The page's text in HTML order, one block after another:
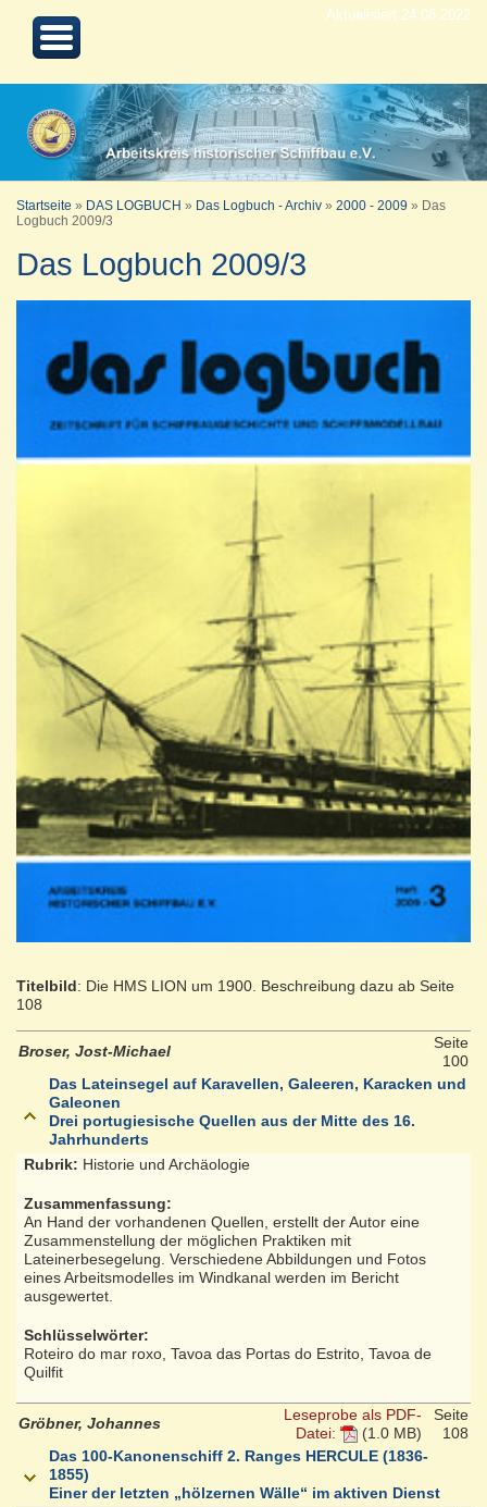
Aktualisiert 24.08.2022
Startseite » DAS LOGBUCH » Das Logbuch - Archiv » 2000 - 2009 »
Das
Logbuch 2009/3
Das Logbuch 2009/3
Titelbild: Die HMS LION um 1900. Beschreibung dazu ab Seite
108
Broser, Jost-Michael
Seite
100
Das Lateinsegel auf Karavellen, Galeeren, Karacken und
Galeonen
Drei portugiesische Quellen aus der Mitte des 16.
Jahrhunderts
Rubrik: Historie und Archäologie
Zusammenfassung:
An Hand der vorhandenen Quellen, erstellt der Autor eine
Zusammenstellung der möglichen Praktiken mit
Lateinerbesegelung. Verschiedene Abbildungen und Fotos
eines Arbeitsmodelles im Windkanal werden im Bericht
ausgewertet.
Schlüsselwörter:
Roteiro do mar roxo, Tavoa das Portas do Estrito, Tavoa de
Quilfit
Gröbner, Johannes
Leseprobe als PDF-
Datei:
(1.0 MB)
Seite
108
Das 100-Kanonenschiff 2. Ranges HERCULE (1836-
1855)
Einer der letzten „hölzernen Wälle“ im aktiven Dienst